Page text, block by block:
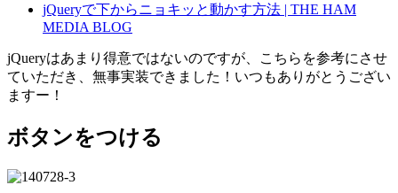
jQueryで下からニョキッと動かす方法 | THE HAM
MEDIA BLOG
jQueryはあまり得意ではないのですが、こちらを参考にさせ
ていただき、無事実装できました！いつもありがとうござい
ますー！
ボタンをつける